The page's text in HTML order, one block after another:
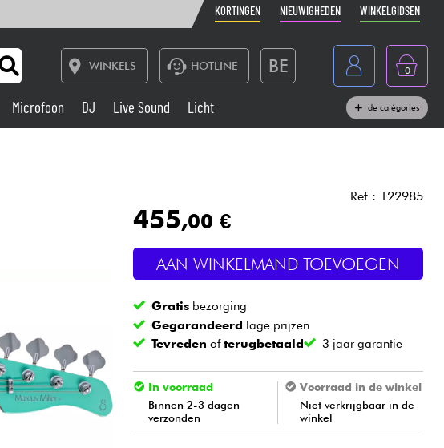
KORTINGEN NIEUWIGHEDEN WINKELGIDSEN
WINKELS HOTLINE BE
France
Belgique
Nederland
0
Live Sound
Blaasinstrument
Kabels & toebehoren
Microfoon DJ Live Sound Licht de catégories
Ref : 122985
455,00 €
AAN WINKELMAND TOEVOEGEN
Gratis bezorging
Gegarandeerd lage prijzen
Tevreden ofterugbetaald 3 jaar garantie
In voorraad
Binnen 2-3 dagen
verzonden
Voorraad in de winkel
Niet verkrijgbaar in de
winkel